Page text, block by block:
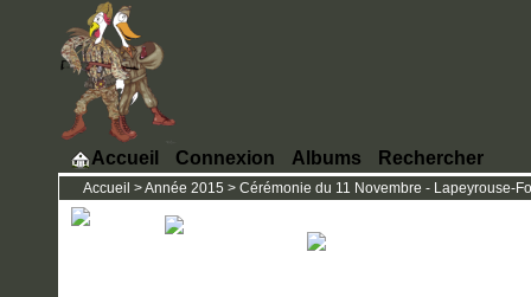
Accueil Connexion Albums Rechercher
Accueil >Année 2015 > Cérémonie du 11 Novembre - Lapeyrouse-